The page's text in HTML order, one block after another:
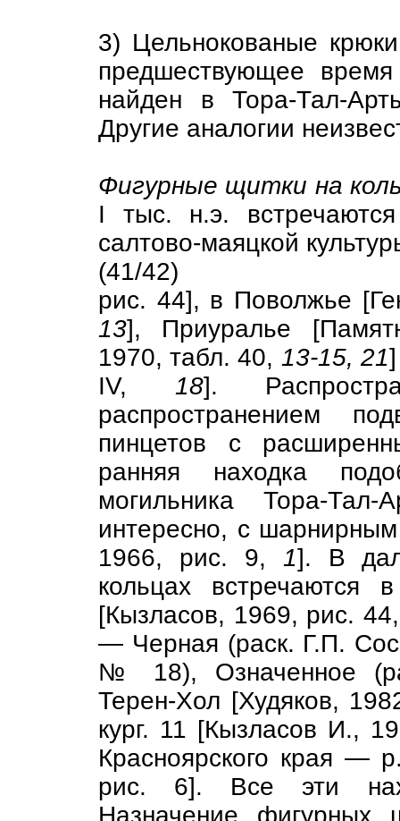
3) Цельнокованые
предшествующее
найден в Тора-Тал-
Другие аналогии
Фигурные щитки на
I тыс. н.э.
салтово-маяцкой
(41/42)
рис. 44], в Поволжье
13], Приуралье
1970, табл. 40, 13-15, 21
IV, 18].
распространением
пинцетов с
ранняя находка
могильника Тора-
интересно, с
1966, рис. 9, 1]. В
кольцах
[Кызласов, 1969, рис.
— Черная (раск. Г.П.
№ 18), Означенное
Терен-Хол [Худяков,
кург. 11 [Кызласов И.,
Красноярского края —
рис. 6]. Все эти
Назначение фигурных